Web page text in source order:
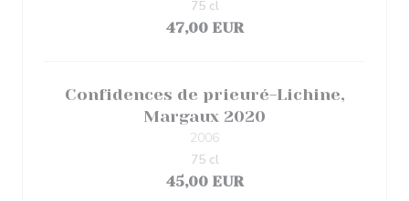
47,00 EUR
75 cl
Confidences de prieuré-Lichine,
Margaux 2020
2006
45,00 EUR
75 cl